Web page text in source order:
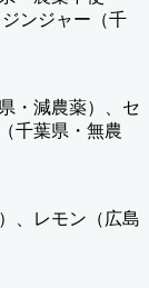
ンジャー（千
・減農薬）、セ
千葉県・無農
、レモン（広島